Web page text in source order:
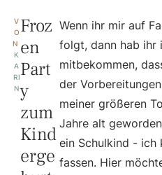
V
O
N
K
A
RI
N
Froz
en
Part
y
zum
Kind
erge
Wenn ihr mir auf
folgt, dann hab ihr
mitbekommen,
der
meiner größeren
Jahre alt
ein Schulkind - ich
fassen. Hier